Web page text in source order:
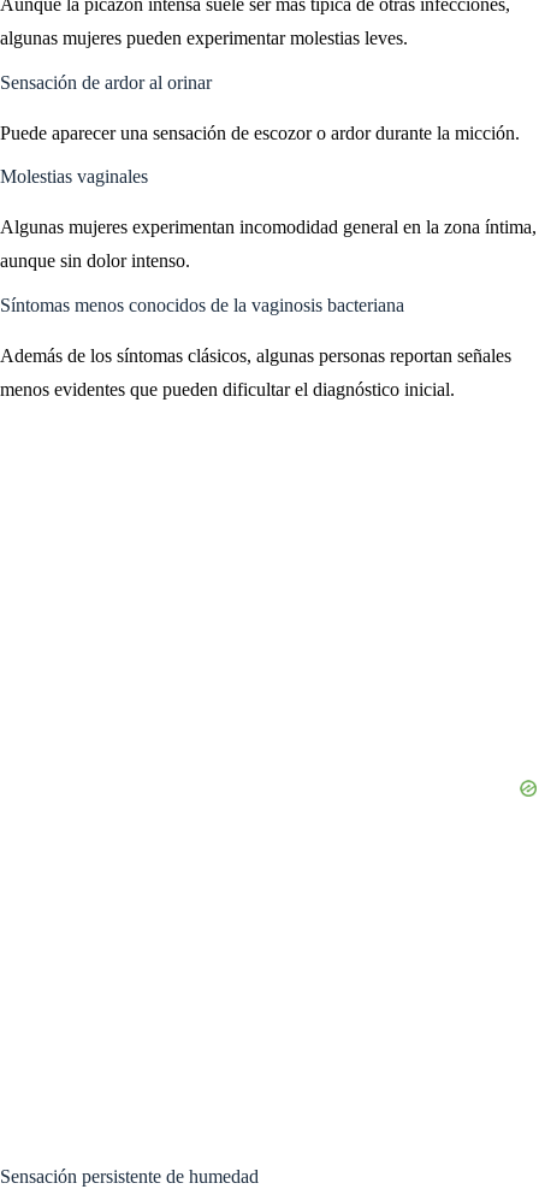
algunas mujeres pueden experimentar molestias leves.
Sensación de ardor al orinar
Puede aparecer una sensación de escozor o ardor durante la micción.
Molestias vaginales
Algunas mujeres experimentan incomodidad general en la zona íntima,
aunque sin dolor intenso.
Síntomas menos conocidos de la vaginosis bacteriana
Además de los síntomas clásicos, algunas personas reportan señales
menos evidentes que pueden dificultar el diagnóstico inicial.
Sensación persistente de humedad